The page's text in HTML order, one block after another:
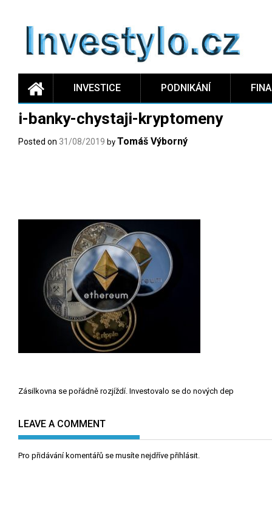
INVESTICE PODNIKÁNÍ
i-banky-chystaji-kryptomeny
Posted on 31/08/2019 by Tomáš Výborný
Navigace
příspěvek
Zásilkovna se pořádně rozjíždí. Investovalo se do nových dep
LEAVE A COMMENT
Pro přidávání komentářů se musíte nejdříve přihlásit.